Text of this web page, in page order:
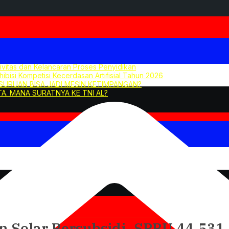
dan Kelancaran Proses Penyidikan
Kompetisi Kecerdasan Artifisial Tahun 2026
BISA JADI MESIN KETIMPANGAN?
MANA SURATNYA KE TNI AL?